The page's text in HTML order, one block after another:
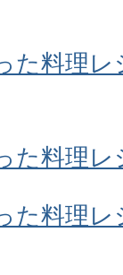
た料理
た料理
た料理